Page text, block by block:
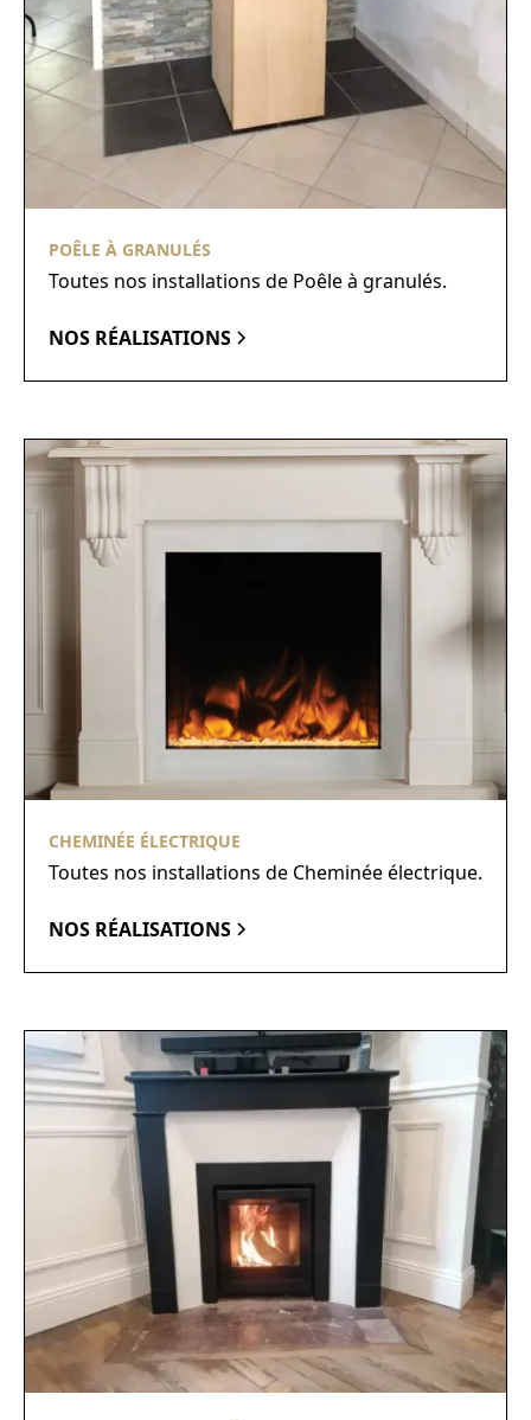
POÊLE À GRANULÉS
Toutes nos installations de Poêle à granulés.
NOS RÉALISATIONS
CHEMINÉE ÉLECTRIQUE
Toutes nos installations de Cheminée électrique.
NOS RÉALISATIONS